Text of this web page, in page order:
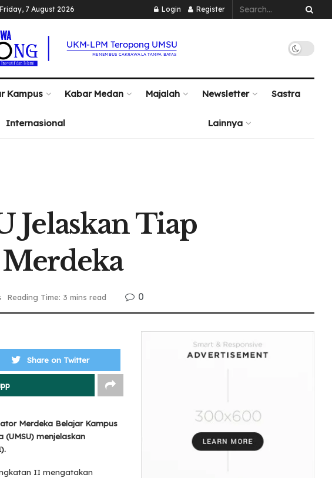
Friday, 7 August 2026 Login Register
Kampus Kabar Medan Majalah Newsletter Sastra
Internasional Lainnya
Jelaskan Tiap
Reading Time: 3 mins read 0
Share on Twitter
Merdeka Belajar Kampus
menjelaskan
II mengatakan